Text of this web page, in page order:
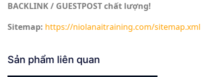
BACKLINK / GUESTPOST chất lượng!
Sitemap: https://niolanaitraining.com/sitemap.xml
Sản phẩm liên quan